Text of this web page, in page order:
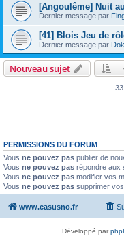
[Angoulême] Nuit
Dernier message par
[41] Blois Jeu de
Dernier message par
Nouveau sujet
PERMISSIONS DU FORUM
Vous ne pouvez pas publier de
Vous ne pouvez pas répondre aux
Vous ne pouvez pas modifier vos
Vous ne pouvez pas supprimer
www.casusno.fr
Développé par